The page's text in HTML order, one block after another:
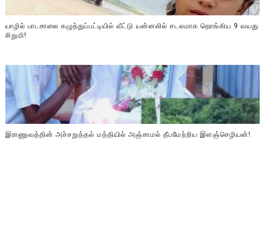
யாழில் பாடசாலை கழுத்துப்பட்டியில் வீட்டு யன்னலில் சடலமாக தொங்கிய 9 வயது
சிறுமி!
இராணுவத்தின் அச்சறுத்தல் மத்தியில் அஞ்சாமல் தீபமேற்றிய இளஞ்செழியன்!